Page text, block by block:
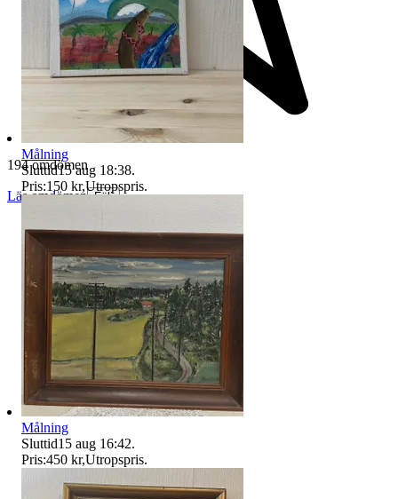
194 omdömen
Läs omdömen Följ
Målning
Sluttid15 aug 18:38.
Pris:150 kr,Utropspris.
Målning
Sluttid15 aug 16:42.
Pris:450 kr,Utropspris.